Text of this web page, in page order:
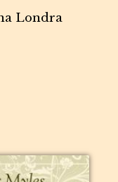
Londra